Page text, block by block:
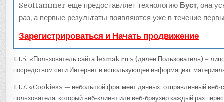
SeoHammer еще предоставляет технологию Буст, она
раз, а первые результаты появляются уже в течение
Зарегистрироваться и Начать продвижение
1.1.5. «Пользователь сайта lexmak.ru » (далее Пользователь) –
посредством сети Интернет и использующее информацию,
1.1.7. «Cookies» — небольшой фрагмент данных, отправленный
пользователя, который веб-клиент или веб-браузер каждый раз